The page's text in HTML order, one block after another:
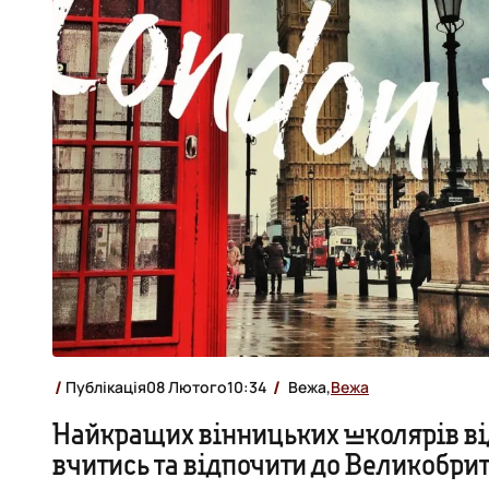
Публікація08 Лютого10:34 Вежа,Вежа
Найкращих вінницьких школярів
вчитись та відпочити до